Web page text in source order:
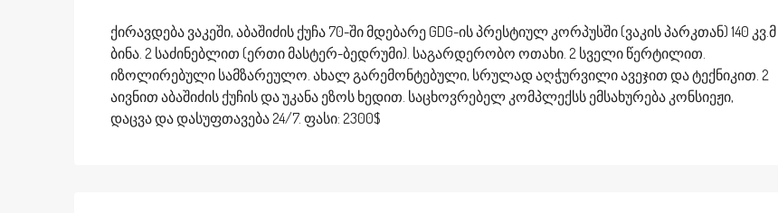
ქირავდება ვაკეში, აბაშიძის ქუჩა 70-ში მდებარე GDG-ის პრესტიულ კორპუსში (ვაკის პარკთან) 140 კვ.მ
ბინა. 2 საძინებლით (ერთი მასტერ-ბედრუმი). საგარდერობო ოთახი. 2 სველი წერტილით.
იზოლირებული სამზარეულო. ახალ გარემონტებული, სრულად აღჭურვილი ავეჯით და ტექნიკით. 2
აივნით აბაშიძის ქუჩის და უკანა ეზოს ხედით. საცხოვრებელ კომპლექსს ემსახურება კონსიეჟი,
დაცვა და დასუფთავება 24/7. ფასი: 2300$